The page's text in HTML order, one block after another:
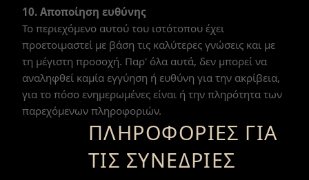
10. Αποποίηση ευθύνης
Το περιεχόμενο αυτού του ιστότοπου έχει
προετοιμαστεί με βάση τις καλύτερες γνώσεις και με
τη μέγιστη προσοχή. Παρ' όλα αυτά, δεν μπορεί να
αναληφθεί καμία εγγύηση ή ευθύνη για την ακρίβεια,
για το πόσο ενημερωμένες είναι ή την πληρότητα των
παρεχόμενων πληροφοριών.
ΠΛΗΡΟΦΟΡΊΕΣ ΓΙΑ
ΤΙΣ ΣΥΝΕΔΡΊΕΣ